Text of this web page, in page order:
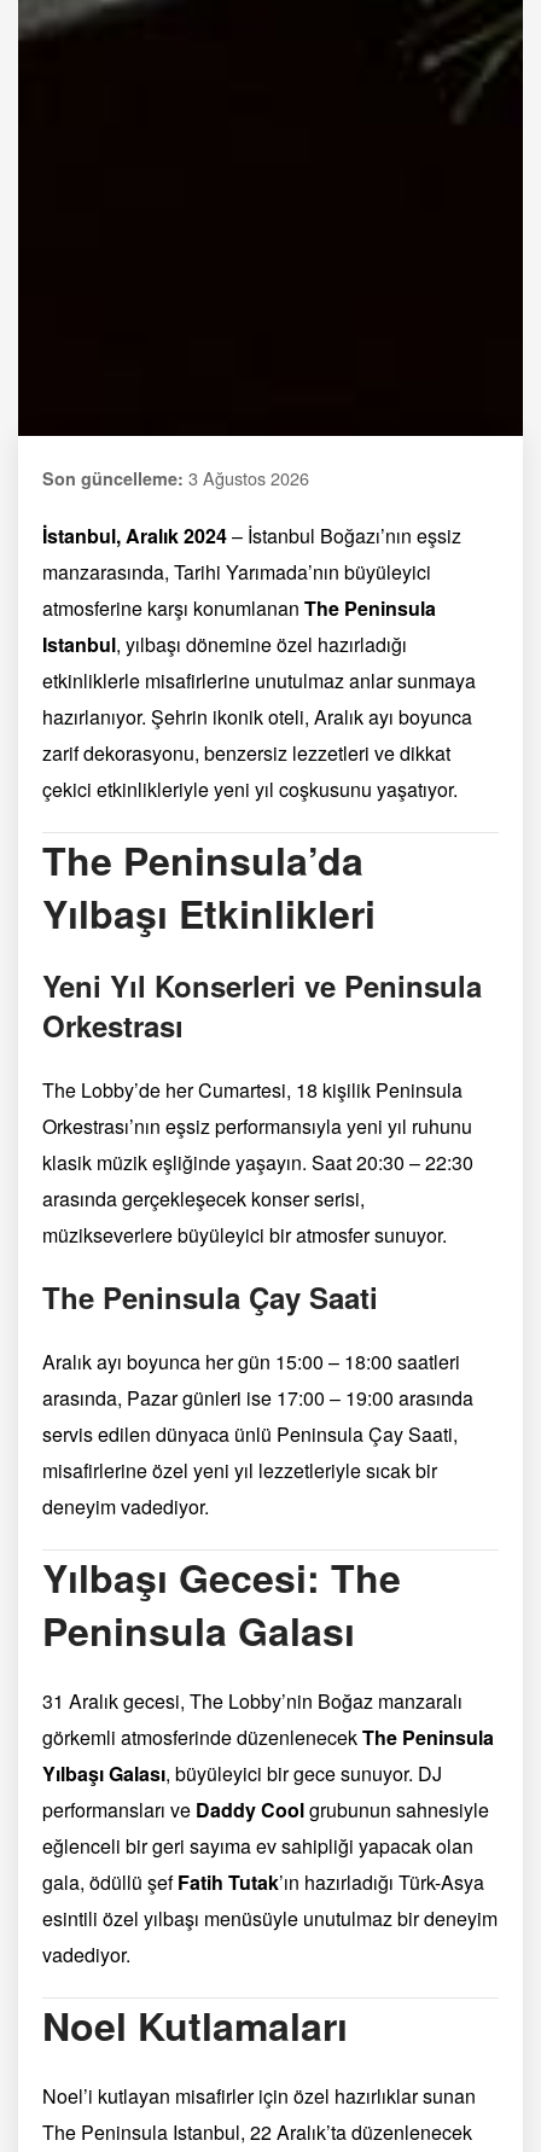
Son güncelleme: 3 Ağustos 2026
İstanbul, Aralık 2024– İstanbul Boğazı’nın eşsiz
manzarasında, Tarihi Yarımada’nın büyüleyici
atmosferine karşı konumlanan The Peninsula
Istanbul, yılbaşı dönemine özel hazırladığı
etkinliklerle misafirlerine unutulmaz anlar sunmaya
hazırlanıyor. Şehrin ikonik oteli, Aralık ayı boyunca
zarif dekorasyonu, benzersiz lezzetleri ve dikkat
çekici etkinlikleriyle yeni yıl coşkusunu yaşatıyor.
The Peninsula’da
Yılbaşı Etkinlikleri
Yeni Yıl Konserleri ve Peninsula
Orkestrası
The Lobby’de her Cumartesi, 18 kişilik Peninsula
Orkestrası’nın eşsiz performansıyla yeni yıl ruhunu
klasik müzik eşliğinde yaşayın. Saat 20:30 – 22:30
arasında gerçekleşecek konser serisi,
müzikseverlere büyüleyici bir atmosfer sunuyor.
The Peninsula Çay Saati
Aralık ayı boyunca her gün 15:00 – 18:00 saatleri
arasında, Pazar günleri ise 17:00 – 19:00 arasında
servis edilen dünyaca ünlü Peninsula Çay Saati,
misafirlerine özel yeni yıl lezzetleriyle sıcak bir
deneyim vadediyor.
Yılbaşı Gecesi: The
Peninsula Galası
31 Aralık gecesi, The Lobby’nin Boğaz manzaralı
görkemli atmosferinde düzenlenecekThe Peninsula
Yılbaşı Galası, büyüleyici bir gece sunuyor. DJ
performansları ve Daddy Coolgrubunun sahnesiyle
eğlenceli bir geri sayıma ev sahipliği yapacak olan
gala, ödüllü şefFatih Tutak’ın hazırladığı Türk-Asya
esintili özel yılbaşı menüsüyle unutulmaz bir deneyim
vadediyor.
Noel Kutlamaları
Noel’i kutlayan misafirler için özel hazırlıklar sunan
The Peninsula Istanbul, 22 Aralık’ta düzenlenecek